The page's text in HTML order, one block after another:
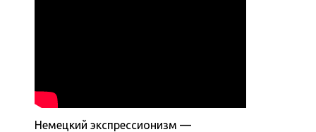
Немецкий экспрессионизм —